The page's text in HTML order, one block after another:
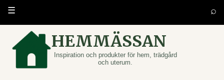
HEMMÄSSAN
Inspiration och produkter för hem, trädgård
och uterum.
☰ ⌕